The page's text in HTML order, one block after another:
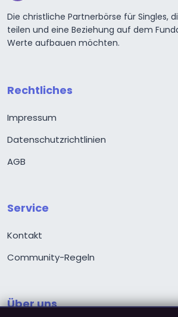
Die christliche Partnerbörse für Singles,
teilen und eine Beziehung auf dem
Werte aufbauen möchten.
Rechtliches
Impressum
Datenschutzrichtlinien
AGB
Service
Kontakt
Community-Regeln
Über uns